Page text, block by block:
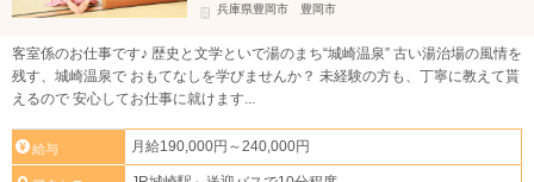
兵庫県豊岡市 豊岡市
客室係のお仕事です♪ 歴史と文学といで湯のまち“城崎温泉” 古い湯治場の風情を
残す、城崎温泉で おもてなしを学びませんか？ 未経験の方も、丁寧に教えて貰
えるので 安心してお仕事に就けます...
給与 月給190,000円～240,000円